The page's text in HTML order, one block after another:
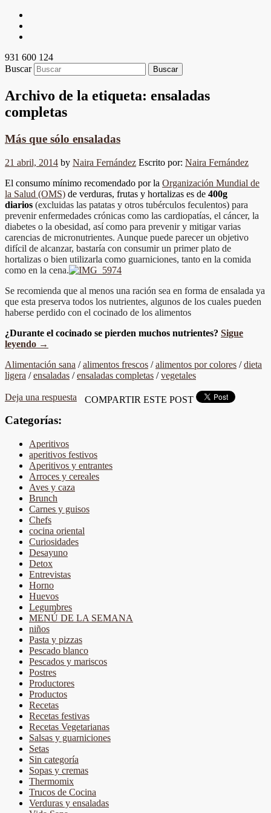
931 600 124
Buscar
Archivo de la etiqueta: ensaladas
completas
Más que sólo ensaladas
21 abril, 2014 by Naira Fernández Escrito por: Naira Fernández
El consumo mínimo recomendado por la Organización Mundial de
la Salud (OMS) de verduras, frutas y hortalizas es de 400g
diarios (excluidas las patatas y otros tubérculos feculentos) para
prevenir enfermedades crónicas como las cardiopatías, el cáncer, la
diabetes o la obesidad, así como para prevenir y mitigar varias
carencias de micronutrientes. Aunque puede parecer un objetivo
difícil de alcanzar, bastaría con consumir un primer plato de
hortalizas o bien utilizarla como guarniciones, tanto en la comida
como en la cena.
Se recomienda que al menos una ración sea en forma de ensalada ya
que esta preserva todos los nutrientes, algunos de los cuales pueden
haberse perdido con el cocinado de los alimentos
¿Durante el cocinado se pierden muchos nutrientes? Sigue
leyendo →
Alimentación sana /alimentos frescos /alimentos por colores /dieta
ligera /ensaladas /ensaladas completas /vegetales
Deja una respuesta COMPARTIR ESTE POST
Categorías:
Aperitivos
aperitivos festivos
Aperitivos y entrantes
Arroces y cereales
Aves y caza
Brunch
Carnes y guisos
Chefs
cocina oriental
Curiosidades
Desayuno
Detox
Entrevistas
Horno
Huevos
Legumbres
MENÚ DE LA SEMANA
niños
Pasta y pizzas
Pescado blanco
Pescados y mariscos
Postres
Productores
Productos
Recetas
Recetas festivas
Recetas Vegetarianas
Salsas y guarniciones
Setas
Sin categoría
Sopas y cremas
Thermomix
Trucos de Cocina
Verduras y ensaladas